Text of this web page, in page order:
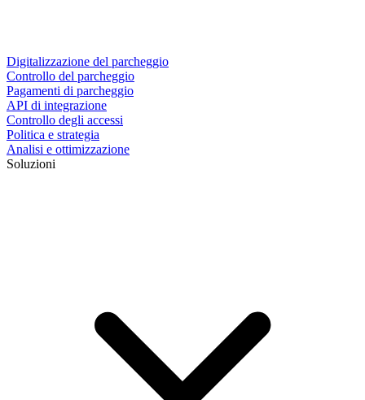
Digitalizzazione del parcheggio
Controllo del parcheggio
Pagamenti di parcheggio
API di integrazione
Controllo degli accessi
Politica e strategia
Analisi e ottimizzazione
Soluzioni